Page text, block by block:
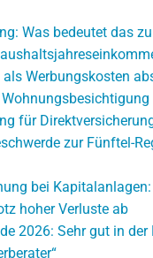
Was bedeutet das zu
Werbungskosten
für
zur Fünftel-
bei
hoher Verluste ab
2026: Sehr gut in der